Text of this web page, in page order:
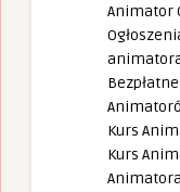
Animator
Kurs
Kurs